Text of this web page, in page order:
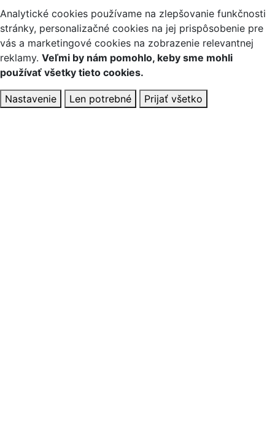
Analytické cookies používame na zlepšovanie funkčnosti
stránky, personalizačné cookies na jej prispôsobenie pre
vás a marketingové cookies na zobrazenie relevantnej
reklamy. Veľmi by nám pomohlo, keby sme mohli
používať všetky tieto cookies.
Nastavenie Len potrebné Prijať všetko